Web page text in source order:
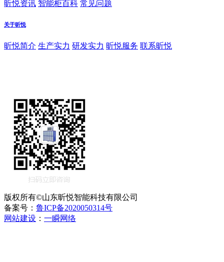
昕悦资讯 智能柜百科 常见问题
关于昕悦
昕悦简介 生产实力 研发实力 昕悦服务 联系昕悦
版权所有©山东昕悦智能科技有限公司
备案号： 鲁ICP备2020050314号
网站建设 ： 一瞬网络